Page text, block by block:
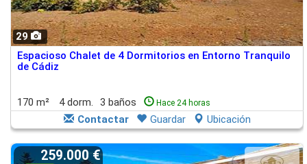
29
Espacioso Chalet de 4 Dormitorios en Entorno Tranquilo
de Cádiz
170 m² 4 dorm. 3 baños Hace 24 horas
Contactar Guardar Ubicación
259.000 €